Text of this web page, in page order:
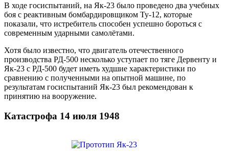
В ходе госиспытаний, на Як-23 было проведено два учебных
боя с реактивным бомбардировщиком Ту-12, которые
показали, что истребитель способен успешно бороться с
современным ударными самолётами.
Хотя было известно, что двигатель отечественного
производства РД-500 несколько уступает по тяге Дервенту и
Як-23 с РД-500 будет иметь худшие характеристики по
сравнению с полученными на опытной машине, по
результатам госиспытаний Як-23 был рекомендован к
принятию на вооружение.
Катастрофа 14 июля 1948